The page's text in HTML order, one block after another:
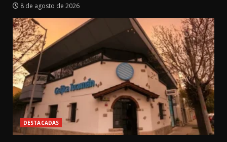
8 de agosto de 2026
DESTACADAS